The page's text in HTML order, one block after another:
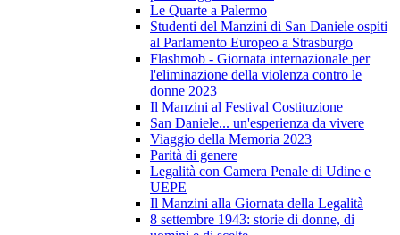
Le Quarte a Palermo
Studenti del Manzini di San Daniele ospiti
al Parlamento Europeo a Strasburgo
Flashmob - Giornata internazionale per
l'eliminazione della violenza contro le
donne 2023
Il Manzini al Festival Costituzione
San Daniele... un'esperienza da vivere
Viaggio della Memoria 2023
Parità di genere
Legalità con Camera Penale di Udine e
UEPE
Il Manzini alla Giornata della Legalità
8 settembre 1943: storie di donne, di